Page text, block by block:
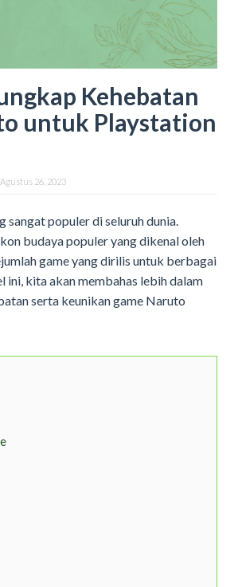
Kehebatan
untuk Playstation
Agustus 26, 2023
sangat populer di seluruh dunia.
budaya populer yang dikenal oleh
game yang dirilis untuk berbagai
kita akan membahas lebih dalam
serta keunikan game Naruto